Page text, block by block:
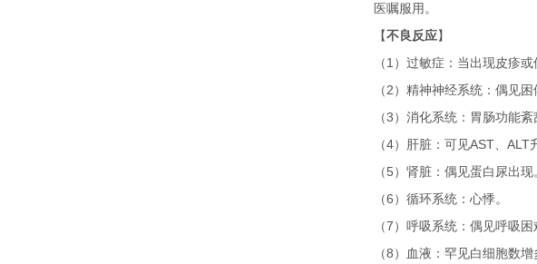
医嘱服用。
【不良反应】
（1 ）过敏症：当出现皮疹
（2）精神神经系统：偶见困
（3）消化系统：胃肠功能紊
（4）肝脏：可见AST ALT
（5）肾脏：偶见蛋白尿出现
（6）循环系统：心悸。
（7）呼吸系统：偶见呼吸困
（8）血液：罕见白细胞数增